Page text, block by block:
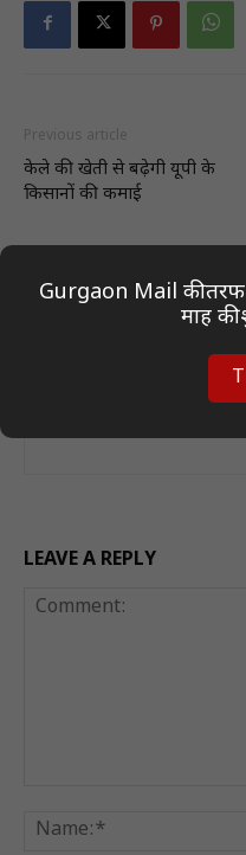
Previous article
केले की खेती से बढ़ेगी यूपी के
किसानों की कमाई
LEAVE A REPLY
Gurgaon Mail की
माह